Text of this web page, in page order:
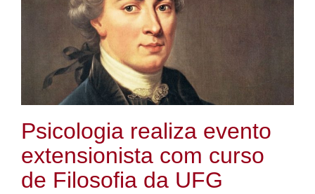
Psicologia realiza evento
extensionista com curso
de Filosofia da UFG